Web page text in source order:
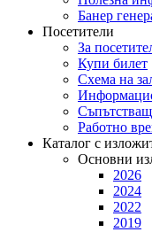
Банер
Посетители
За
Купи билет
Схема на
Работно
Каталог с
Основни
2026
2024
2022
2019